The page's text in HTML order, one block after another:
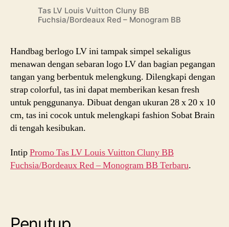
Tas LV Louis Vuitton Cluny BB
Fuchsia/Bordeaux Red – Monogram BB
Handbag berlogo LV ini tampak simpel sekaligus
menawan dengan sebaran logo LV dan bagian pegangan
tangan yang berbentuk melengkung. Dilengkapi dengan
strap colorful, tas ini dapat memberikan kesan fresh
untuk penggunanya. Dibuat dengan ukuran 28 x 20 x 10
cm, tas ini cocok untuk melengkapi fashion Sobat Brain
di tengah kesibukan.
IntipPromo Tas LV Louis Vuitton Cluny BB
Fuchsia/Bordeaux Red – Monogram BB Terbaru.